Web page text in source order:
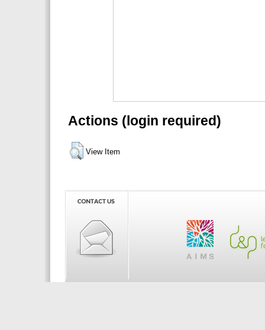
Actions (login required)
View Item